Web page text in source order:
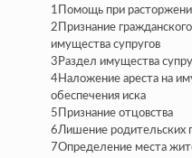
1 Помощь при
2 Признание
имущества супругов
3 Раздел имущества
4Наложение ареста на
обеспечения иска
5 Признание отцовства
6Лишение родительских
7Определение места